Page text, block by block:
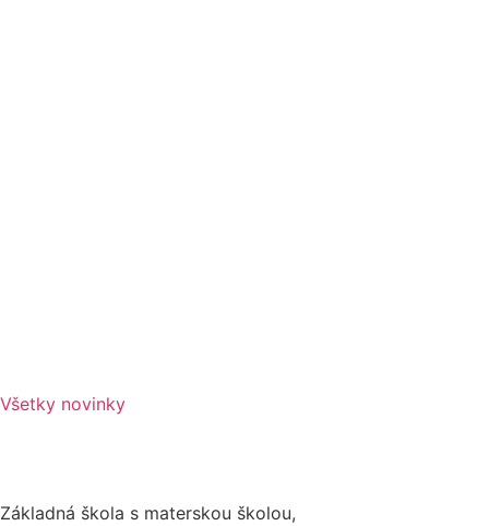
Všetky novinky
Základná škola s materskou školou,